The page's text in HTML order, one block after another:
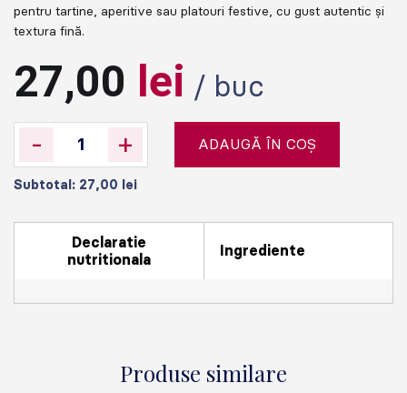
pentru tartine, aperitive sau platouri festive, cu gust autentic și
textura fină.
27,00 lei / buc
- + ADAUGĂ ÎN COȘ
Subtotal: 27,00 lei
Declaratie
nutritionala
Ingrediente
Produse similare